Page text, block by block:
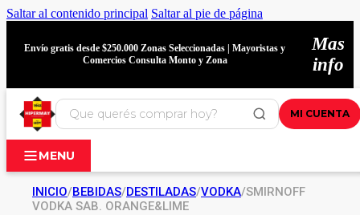
Saltar al contenido principal Saltar al pie de página
Envío gratis desde $250.000 Zonas Seleccionadas | Mayoristas y
Comercios Consulta Monto y Zona
Mas
info
MI CUENTA
MENU
INICIO/BEBIDAS/DESTILADAS/VODKA/SMIRNOFF
VODKA SAB. ORANGE&LIME